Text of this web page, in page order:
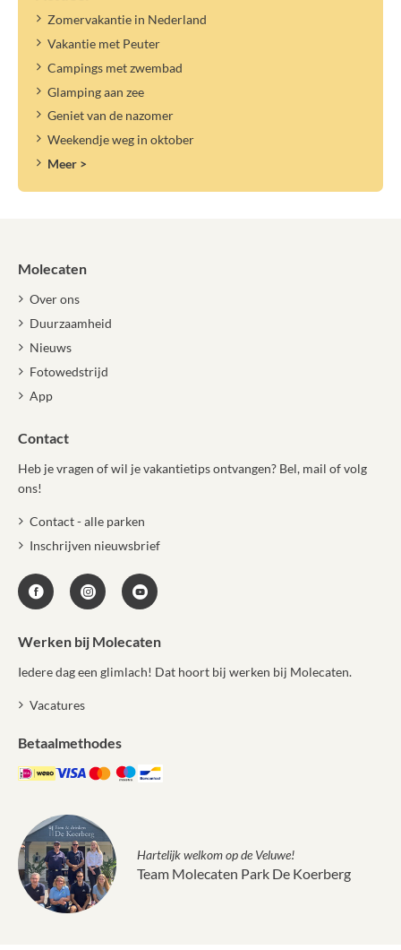
Zomervakantie in Nederland
Vakantie met Peuter
Campings met zwembad
Glamping aan zee
Geniet van de nazomer
Weekendje weg in oktober
Meer >
Molecaten
Over ons
Duurzaamheid
Nieuws
Fotowedstrijd
App
Contact
Heb je vragen of wil je vakantietips ontvangen? Bel, mail of volg
ons!
Contact - alle parken
Inschrijven nieuwsbrief
Werken bij Molecaten
Iedere dag een glimlach! Dat hoort bij werken bij Molecaten.
Vacatures
Betaalmethodes
Hartelijk welkom op de Veluwe!
Team Molecaten Park De Koerberg